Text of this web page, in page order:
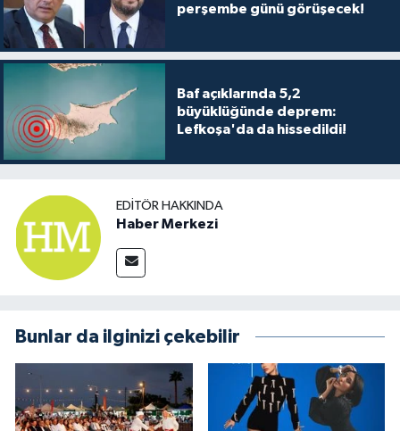
perşembe günü görüşecek!
Baf açıklarında 5,2
büyüklüğünde deprem:
Lefkoşa'da da hissedildi!
EDITÖR HAKKINDA
Haber Merkezi
Bunlar da ilginizi çekebilir